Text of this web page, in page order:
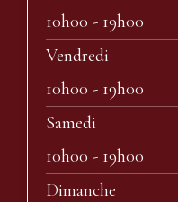
10h00 - 19h00
Vendredi
10h00 - 19h00
Samedi
10h00 - 19h00
Dimanche